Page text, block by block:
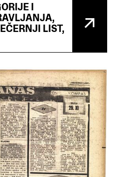
I
LIST,